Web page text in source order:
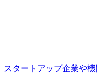
スタートアップ企業や